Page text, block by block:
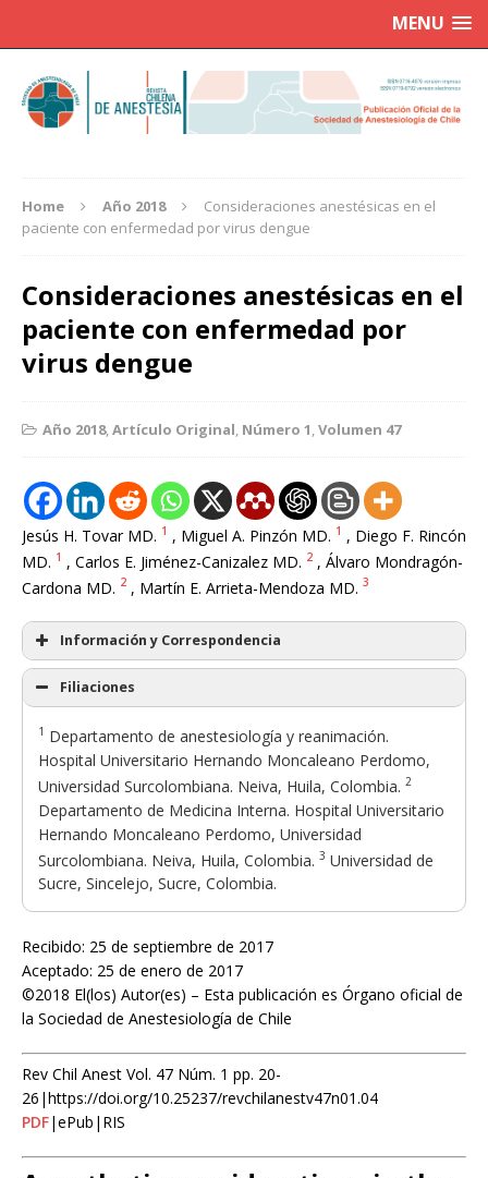
MENU
Home Año 2018
Consideraciones anestésicas en el
paciente con enfermedad por virus dengue
Consideraciones anestésicas en el
paciente con enfermedad por
virus dengue
Año 2018,Artículo Original, Número 1,Volumen 47
Jesús H. Tovar MD. 1 , Miguel A. Pinzón MD. 1 , Diego F. Rincón
MD. 1 , Carlos E. Jiménez-Canizalez MD. 2 , Álvaro Mondragón-
Cardona MD. 2 , Martín E. Arrieta-Mendoza MD. 3
Información y Correspondencia
Filiaciones
1 Departamento de anestesiología y reanimación.
Hospital Universitario Hernando Moncaleano Perdomo,
Universidad Surcolombiana. Neiva, Huila, Colombia. 2
Departamento de Medicina Interna. Hospital Universitario
Hernando Moncaleano Perdomo, Universidad
Surcolombiana. Neiva, Huila, Colombia. 3 Universidad de
Sucre, Sincelejo, Sucre, Colombia.
Recibido: 25 de septiembre de 2017
Aceptado: 25 de enero de 2017
©2018 El(los) Autor(es) – Esta publicación es Órgano oficial de
la Sociedad de Anestesiología de Chile
Rev Chil Anest Vol. 47 Núm. 1 pp. 20-
26|https://doi.org/10.25237/revchilanestv47n01.04
PDF|ePub|RIS